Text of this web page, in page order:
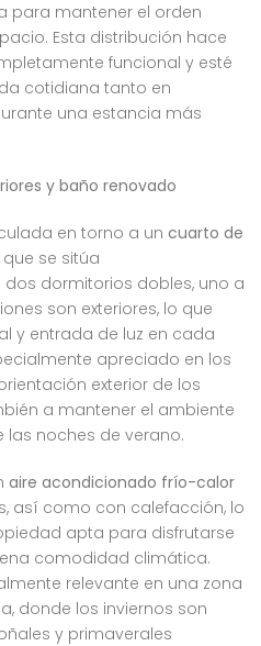
para mantener el orden
Esta distribución hace
funcional y esté
cotidiana tanto en
una estancia más
y baño renovado
en torno a un cuarto de
que se sitúa
dormitorios dobles, uno a
son exteriores, lo que
y entrada de luz en cada
apreciado en los
exterior de los
a mantener el ambiente
noches de verano.
aire acondicionado frío-calor
así como con calefacción, lo
apta para disfrutarse
comodidad climática.
relevante en una zona
donde los inviernos son
y primaverales